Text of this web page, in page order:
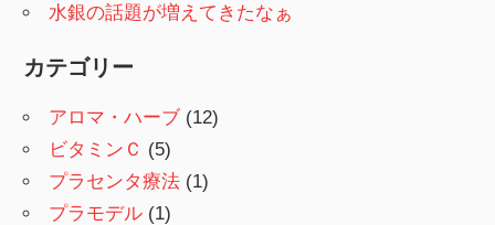
水銀の話題が増えてきたなぁ
カテゴリー
アロマ・ハーブ(12)
ビタミンＣ (5)
プラセンタ療法 (1)
プラモデル (1)